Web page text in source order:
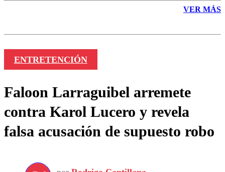
VER MÁS
ENTRETENCIÓN
Faloon Larraguibel arremete
contra Karol Lucero y revela
falsa acusación de supuesto robo